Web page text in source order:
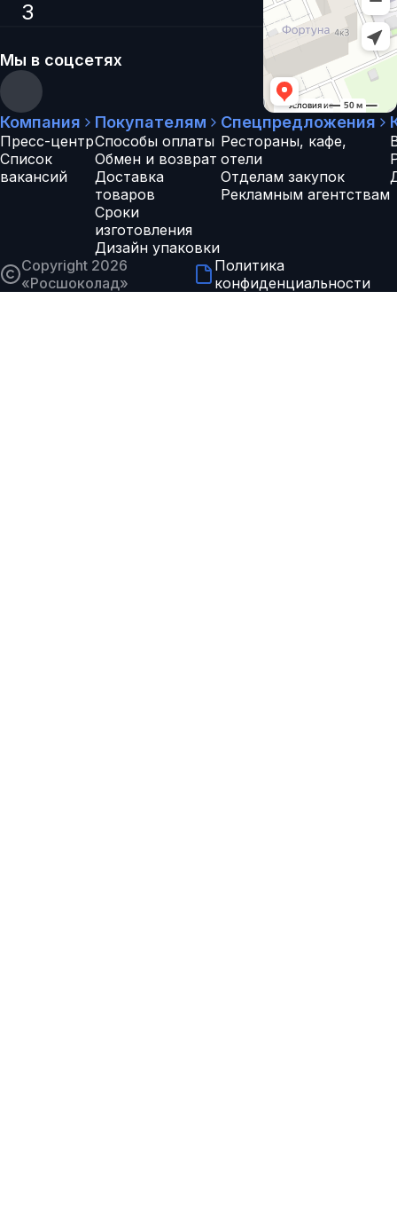
3
Мы в соцсетях
Компания
Пресс-центр
Список
вакансий
Покупателям
Способы оплаты
Обмен и возврат
Доставка
товаров
Сроки
изготовления
Дизайн упаковки
Спецпредложения
Рестораны, кафе,
отели
Отделам закупок
Рекламным агентствам
Copyright 2026
«Росшоколад»
Политика
конфиденциальности